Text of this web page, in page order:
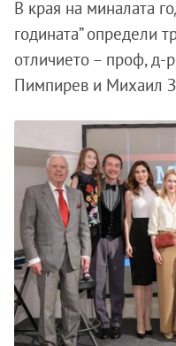
В края на миналата
годината” определи
отличието – проф, д-
Пимпирев и Михаил